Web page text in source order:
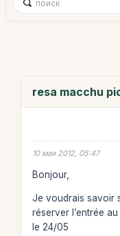
resa macchu
10 мая 2012, 05:47
Bonjour,
Je voudrais savoir
réserver l’entrée
le 24/05